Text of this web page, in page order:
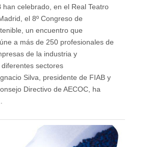
han celebrado, en el Real Teatro
el 8º Congreso de
un encuentro que
a más de 250 profesionales de
de la industria y
sectores
Silva, presidente de FIAB y
Directivo de AECOC, ha